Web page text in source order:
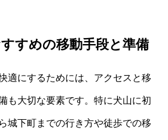
すめの移動手段と準備
適にするためには、アクセスと移
も大切な要素です。特に犬山に初
城下町までの行き方や徒歩での移